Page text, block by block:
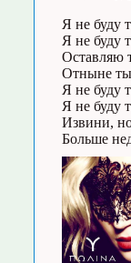
Я не буду
Я не буду
Оставляю
Отныне
Я не буду
Я не буду
Извини,
Больше